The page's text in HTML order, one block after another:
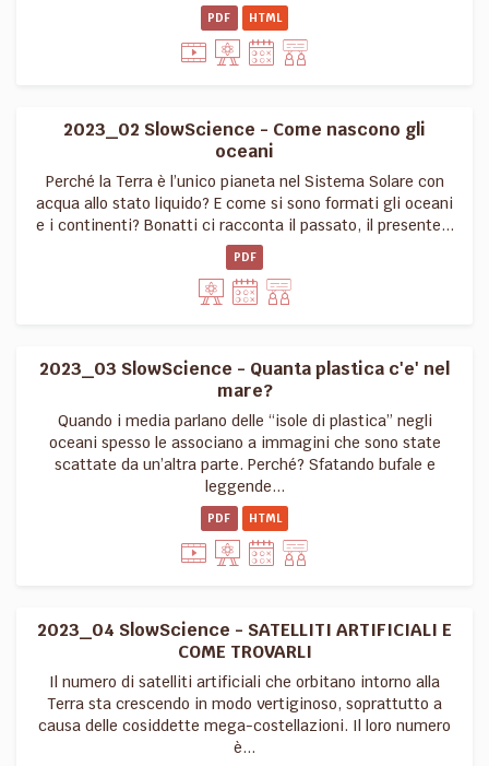
PDF HTML
2023_02 SlowScience - Come nascono gli
oceani
Perché la Terra è l’unico pianeta nel Sistema Solare con
acqua allo stato liquido? E come si sono formati gli oceani
e i continenti? Bonatti ci racconta il passato, il presente...
PDF
2023_03 SlowScience - Quanta plastica c'e' nel
mare?
Quando i media parlano delle “isole di plastica” negli
oceani spesso le associano a immagini che sono state
scattate da un’altra parte. Perché? Sfatando bufale e
leggende...
PDF HTML
2023_04 SlowScience - SATELLITI ARTIFICIALI E
COME TROVARLI
Il numero di satelliti artificiali che orbitano intorno alla
Terra sta crescendo in modo vertiginoso, soprattutto a
causa delle cosiddette mega-costellazioni. Il loro numero
è...